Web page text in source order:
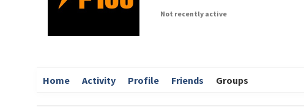
Not recently active
Home Activity Profile Friends Groups